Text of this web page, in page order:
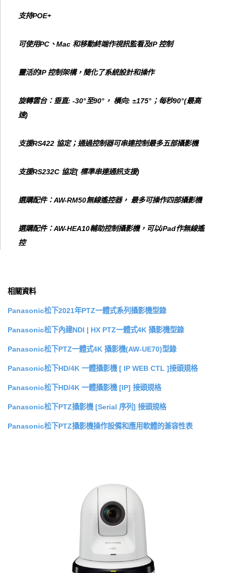
支持POE+
可使用PC、Mac 和移動終端作視訊監看及IP 控制
靈活的IP 控制架構，簡化了系統設計和操作
旋轉雲台：垂直: -30°至90°， 橫向: ±175°；每秒90°(最高
速)
支援RS422 協定；通過控制器可串連控制最多五部攝影機
支援RS232C 協定( 標準串連通訊支援)
選購配件：AW-RM50無線遙控器， 最多可操作四部攝影機
選購配件：AW-HEA10輔助控制攝影機，可以iPad作無線遙
控
相關資料
Panasonic松下2021年PTZ一體式系列攝影機型錄
Panasonic松下內建NDI | HX PTZ一體式4K 攝影機型錄
Panasonic松下PTZ一體式4K 攝影機(AW-UE70)型錄
Panasonic松下HD/4K 一體攝影機 [ IP WEB CTL ]接頭規格
Panasonic松下HD/4K 一體攝影機 [IP] 接頭規格
Panasonic松下PTZ攝影機 [Serial 序列] 接頭規格
Panasonic松下PTZ攝影機操作設備和應用軟體的兼容性表